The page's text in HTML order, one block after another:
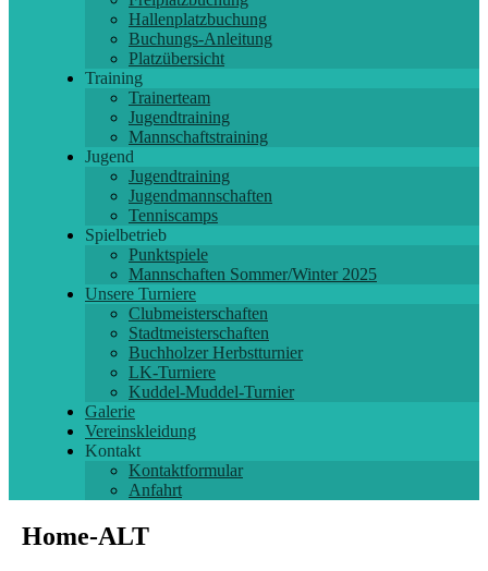
Hallenplatzbuchung
Buchungs-Anleitung
Platzübersicht
Training
Trainerteam
Jugendtraining
Mannschaftstraining
Jugend
Jugendtraining
Jugendmannschaften
Tenniscamps
Spielbetrieb
Punktspiele
Mannschaften Sommer/Winter 2025
Unsere Turniere
Clubmeisterschaften
Stadtmeisterschaften
Buchholzer Herbstturnier
LK-Turniere
Kuddel-Muddel-Turnier
Galerie
Vereinskleidung
Kontakt
Kontaktformular
Anfahrt
Home-ALT